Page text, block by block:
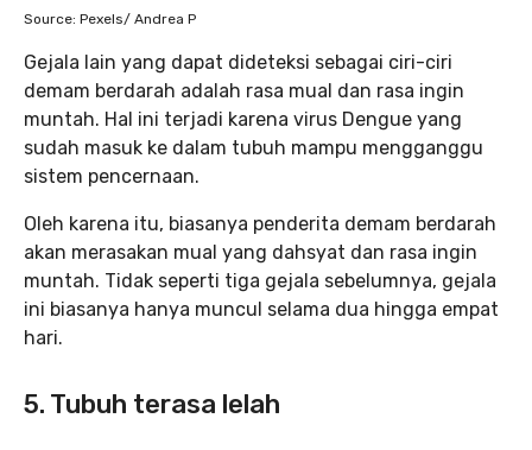
Source: Pexels/ Andrea P
Gejala lain yang dapat dideteksi sebagai ciri-ciri
demam berdarah adalah rasa mual dan rasa ingin
muntah. Hal ini terjadi karena virus Dengue yang
sudah masuk ke dalam tubuh mampu mengganggu
sistem pencernaan.
Oleh karena itu, biasanya penderita demam berdarah
akan merasakan mual yang dahsyat dan rasa ingin
muntah. Tidak seperti tiga gejala sebelumnya, gejala
ini biasanya hanya muncul selama dua hingga empat
hari.
5. Tubuh terasa lelah